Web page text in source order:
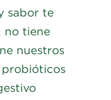
sabor te
no tiene
nuestros
probióticos